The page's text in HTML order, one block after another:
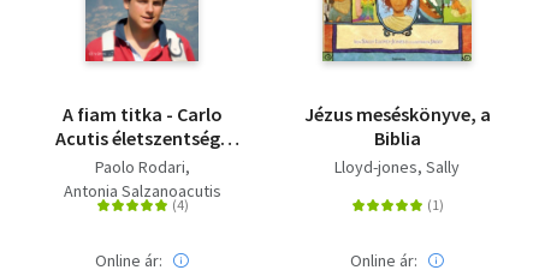
A fiam titka - Carlo
Acutis életszentsége
és lelkisége
Paolo Rodari
Antonia Salzanoacutis
Online ár:
Jézus meséskönyve, a
Biblia
Lloyd-jones, Sally
Online ár: